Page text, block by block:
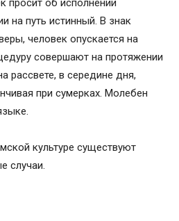
просит об исполнении
на путь истинный. В знак
человек опускается на
совершают на протяжении
рассвете, в середине дня,
при сумерках. Молебен
культуре существуют
случаи.